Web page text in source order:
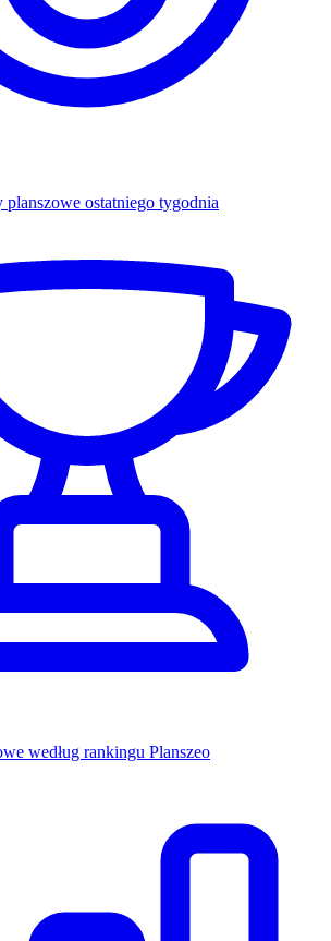
ostatniego tygodnia
według rankingu Planszeo